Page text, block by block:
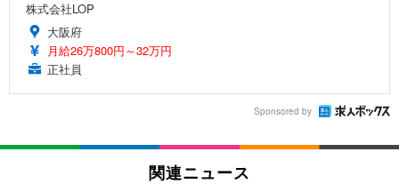
株式会社LOP
大阪府
月給26万800円～32万円
正社員
Sponsored by
関連ニュース